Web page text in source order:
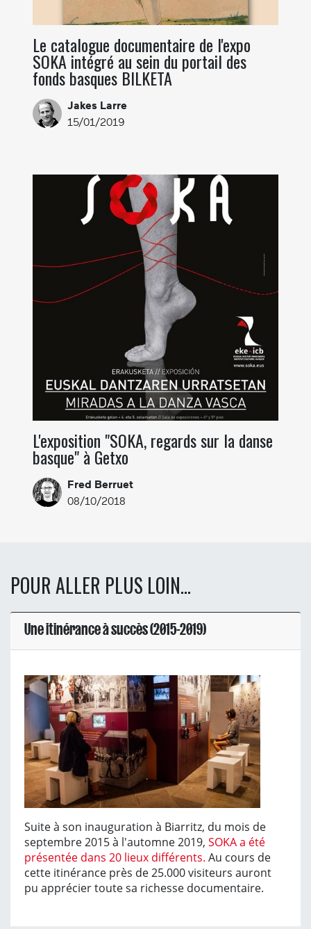
Le catalogue documentaire de l'expo
SOKA intégré au sein du portail des
fonds basques BILKETA
Jakes Larre
15/01/2019
L'exposition "SOKA, regards sur la danse
basque" à Getxo
Fred Berruet
08/10/2018
POUR ALLER PLUS LOIN...
Une itinérance à succès (2015-2019)
Suite à son inauguration à Biarritz, du mois de
septembre 2015 à l'automne 2019, SOKA a été
présentée dans 20 lieux différents. Au cours de
cette itinérance près de 25.000 visiteurs auront
pu apprécier toute sa richesse documentaire.